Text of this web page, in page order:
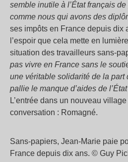
semble inutile à l’État français
comme nous qui avons des
ses impôts en France depuis dix
l’espoir que cela mette en
situation des travailleurs sans-
pas vivre en France sans le
une véritable solidarité de la part
pallie le manque d’aides de
L’entrée dans un nouveau
conversation : Romagné.
Sans-papiers, Jean-Marie paie
France depuis dix ans. © Guy